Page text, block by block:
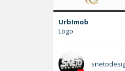
UrbImob
Logo